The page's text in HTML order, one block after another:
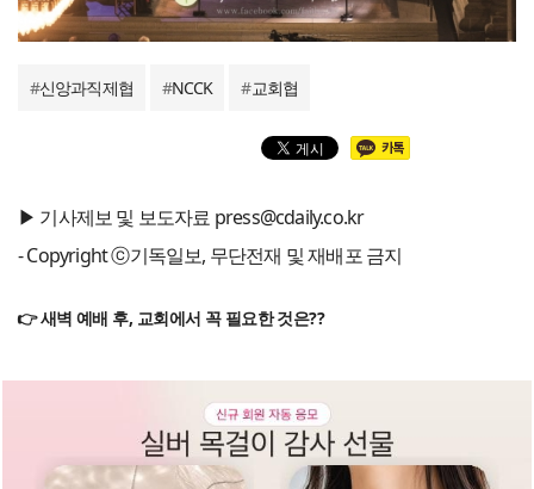
#신앙과직제협 #NCCK #교회협
▶ 기사제보 및 보도자료 press@cdaily.co.kr
- Copyright ⓒ기독일보, 무단전재 및 재배포 금지
👉 새벽 예배 후, 교회에서 꼭 필요한 것은??